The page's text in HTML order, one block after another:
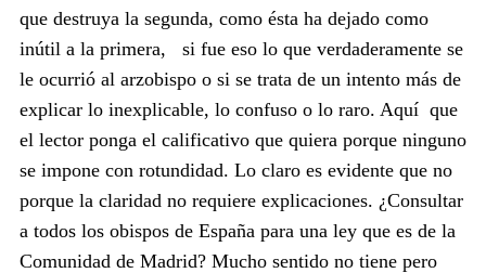
que destruya la segunda, como ésta ha dejado como
inútil a la primera, si fue eso lo que verdaderamente se
le ocurrió al arzobispo o si se trata de un intento más de
explicar lo inexplicable, lo confuso o lo raro. Aquí que
el lector ponga el calificativo que quiera porque ninguno
se impone con rotundidad. Lo claro es evidente que no
porque la claridad no requiere explicaciones. ¿Consultar
a todos los obispos de España para una ley que es de la
Comunidad de Madrid? Mucho sentido no tiene pero